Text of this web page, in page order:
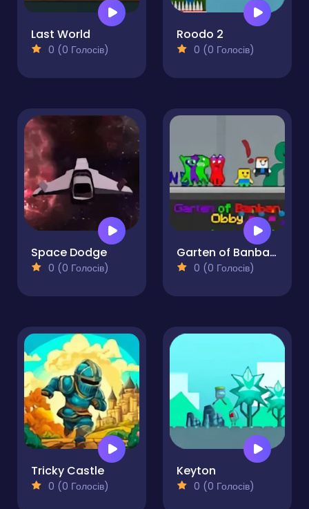
Last World
0 (0 Голосів)
Roodo 2
0 (0 Голосів)
Space Dodge
0 (0 Голосів)
Garten of Banban Obby
0 (0 Голосів)
Tricky Castle
0 (0 Голосів)
Keyton
0 (0 Голосів)